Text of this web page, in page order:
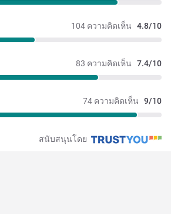
104 ความคิดเห็น 4.8/10
83 ความคิดเห็น 7.4/10
74 ความคิดเห็น 9/10
สนับสนุนโดย